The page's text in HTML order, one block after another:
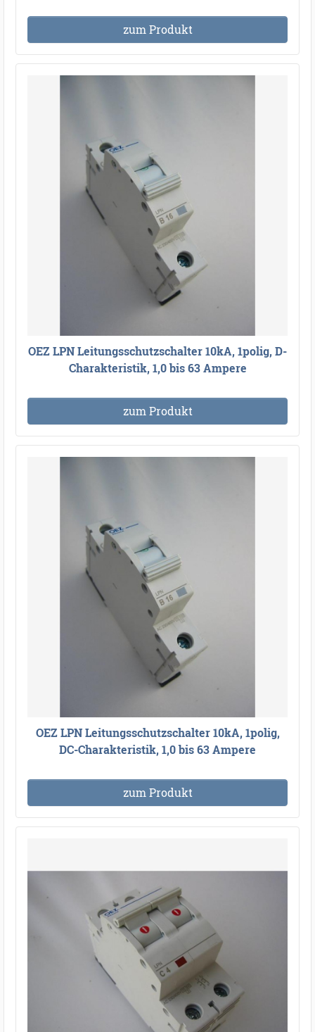
zum Produkt
OEZ LPN Leitungsschutzschalter 10kA, 1polig, D-
Charakteristik, 1,0 bis 63 Ampere
zum Produkt
OEZ LPN Leitungsschutzschalter 10kA, 1polig,
DC-Charakteristik, 1,0 bis 63 Ampere
zum Produkt